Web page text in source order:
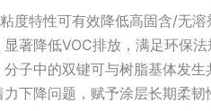
度特性可有效降低高固含/无
著降低VOC排放，满足环保法
子中的双键可与树脂基体发
下降问题，赋予涂层长期柔韧